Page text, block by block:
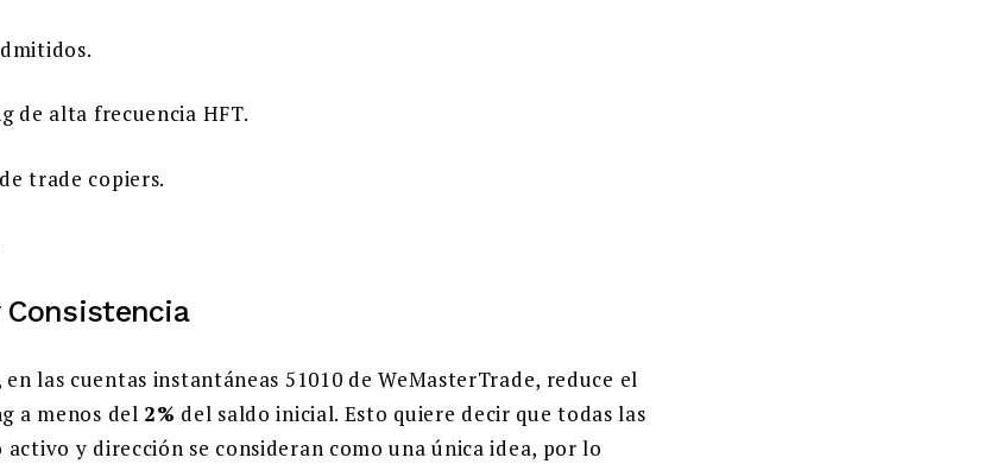
de alta frecuencia HFT.
trade copiers.
Consistencia
las cuentas instantáneas 51010 de WeMasterTrade, reduce el
a menos del 2% del saldo inicial. Esto quiere decir que todas las
activo y dirección se consideran como una única idea, por lo